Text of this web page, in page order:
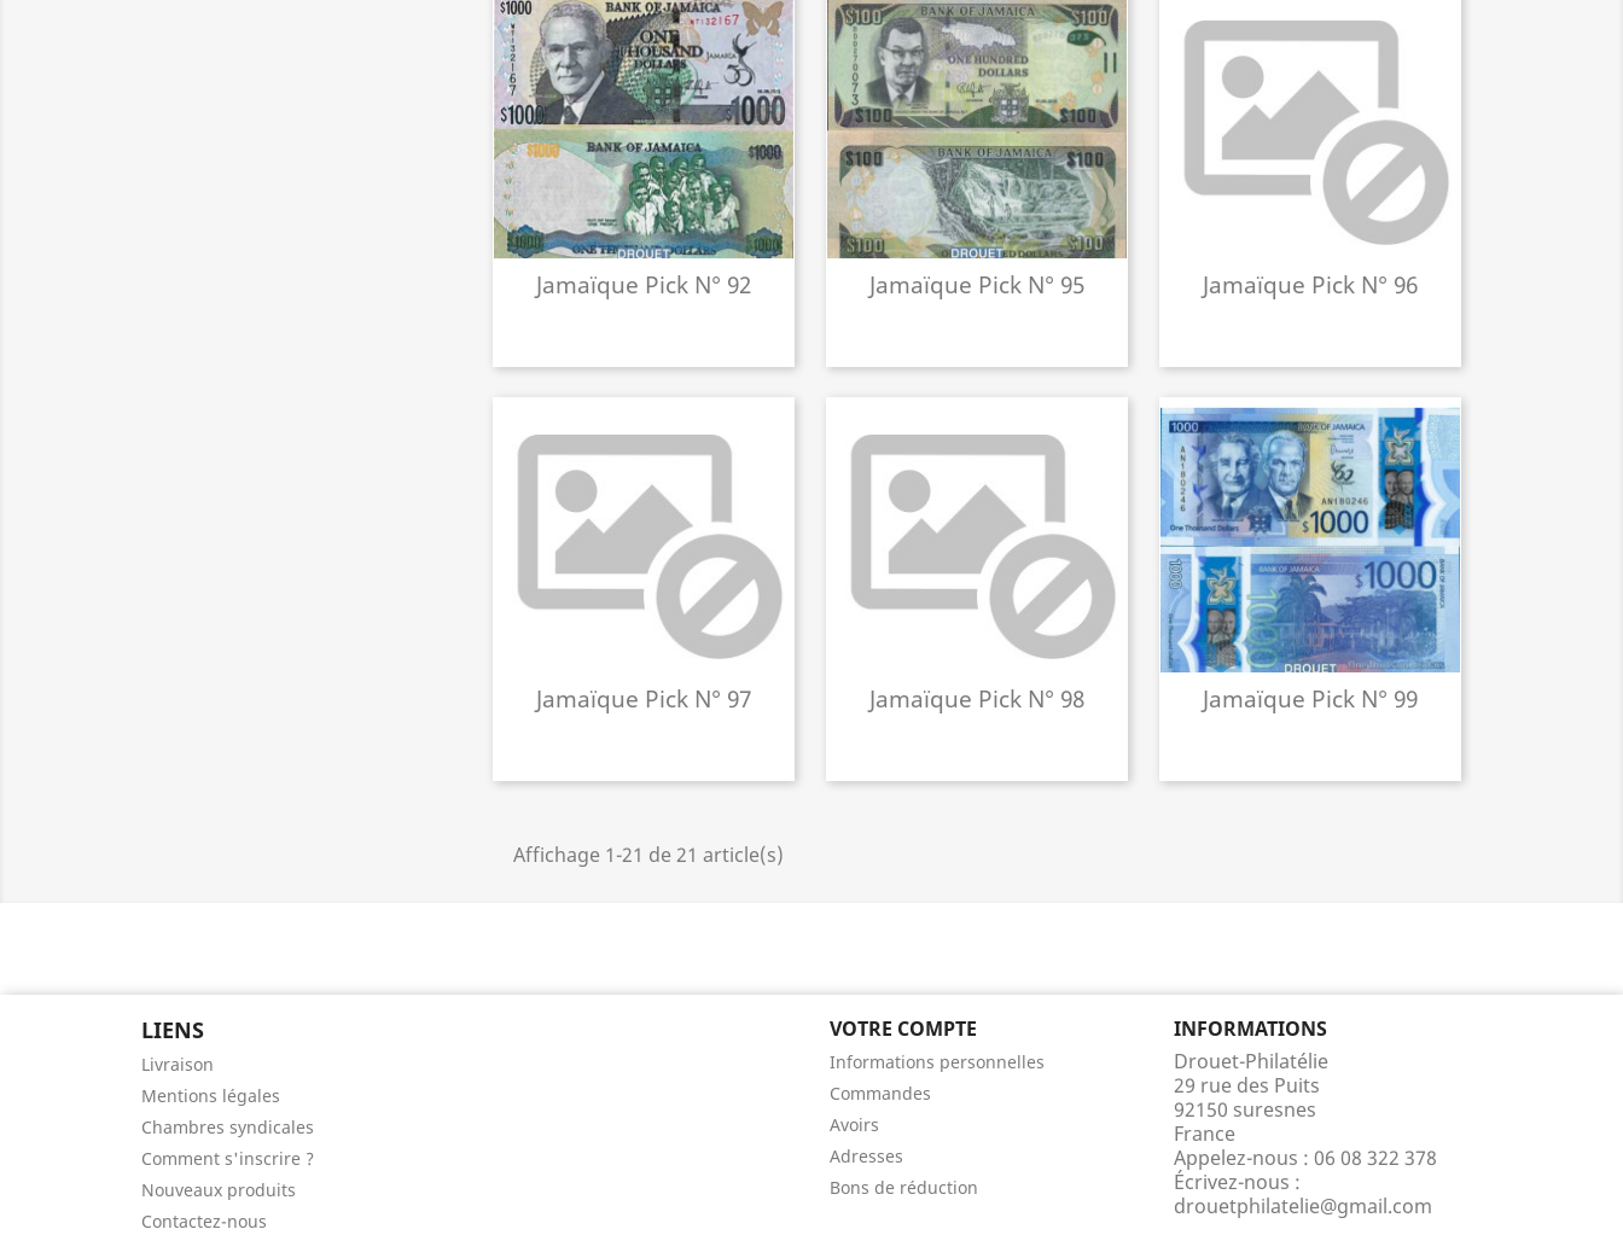
Jamaïque Pick N° 92 Jamaïque Pick N° 95 Jamaïque Pick N° 96
Jamaïque Pick N° 97 Jamaïque Pick N° 98 Jamaïque Pick N° 99
Affichage 1-21 de 21 article(s)
LIENS
Livraison
Mentions légales
Chambres syndicales
Comment s'inscrire ?
Nouveaux produits
Contactez-nous
VOTRE COMPTE
Informations personnelles
Commandes
Avoirs
Adresses
Bons de réduction
INFORMATIONS
Drouet-Philatélie
29 rue des Puits
92150 suresnes
France
Appelez-nous : 06 08 322 378
Écrivez-nous :
drouetphilatelie@gmail.com